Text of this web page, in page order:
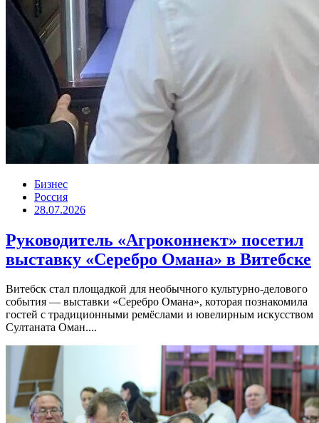
Бизнес
Россия
28.07.2026
Руководитель «Агроконнект» посетил
выставку «Серебро Омана» в Витебске
Витебск стал площадкой для необычного культурно-делового
события — выставки «Серебро Омана», которая познакомила
гостей с традиционными ремёслами и ювелирным искусством
Султаната Оман....